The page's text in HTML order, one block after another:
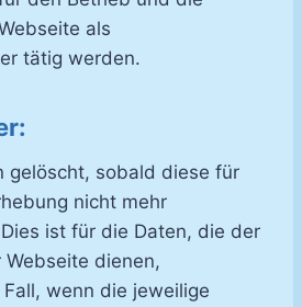
als
tätig werden.
gelöscht, sobald diese für
nicht mehr
ist für die Daten, die der
dienen,
wenn die jeweilige